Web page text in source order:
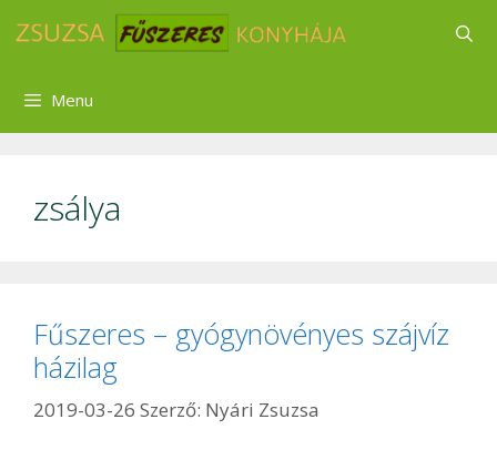
Menu
zsálya
Fűszeres – gyógynövényes szájvíz
házilag
2019-03-26 Szerző: Nyári Zsuzsa